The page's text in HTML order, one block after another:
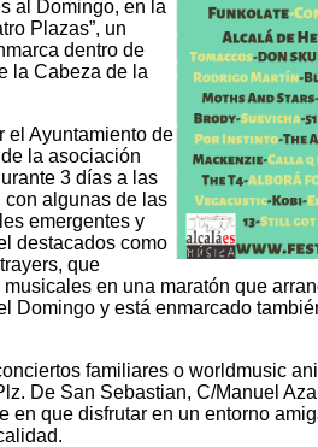
al Domingo, en la
Plazas”, un
dentro de
la Cabeza de la
el Ayuntamiento de
la asociación
3 días a las
con algunas de las
emergentes y
destacados como
que
en una maratón que
Domingo y está enmarcado
familiares o worldmusic
De San Sebastian, C/Manuel
en que disfrutar en un entorno